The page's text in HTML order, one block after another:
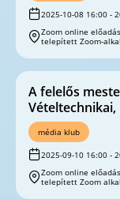
2025-10-08 16:00 -
Zoom online
telepített Zoom-
A felelős
Vételtechnikai,
média klub
2025-09-10 16:00 -
Zoom online
telepített Zoom